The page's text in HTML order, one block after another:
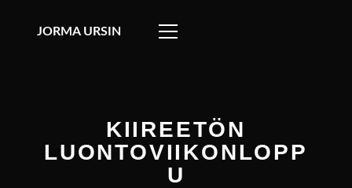
JORMA URSIN
KIIREETÖN
LUONTOVIIKONLOPP
U